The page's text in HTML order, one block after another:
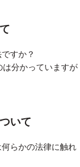
すか？
分かっていますが
いて
らかの法律に触れ